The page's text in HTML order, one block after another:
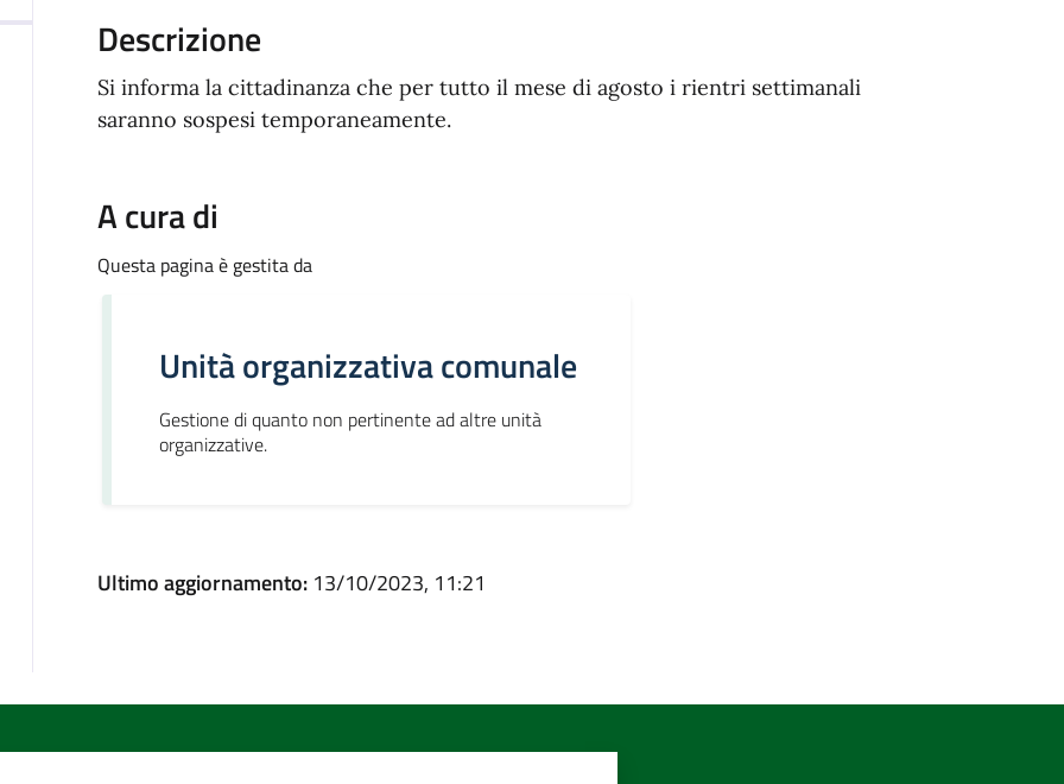
Descrizione
Si informa la cittadinanza che per tutto il mese di agosto i rientri settimanali
saranno sospesi temporaneamente.
A cura di
Questa pagina è gestita da
Unità organizzativa comunale
Gestione di quanto non pertinente ad altre unità
organizzative.
Ultimo aggiornamento: 13/10/2023, 11:21